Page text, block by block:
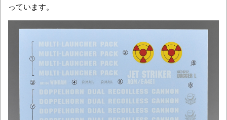
っています。